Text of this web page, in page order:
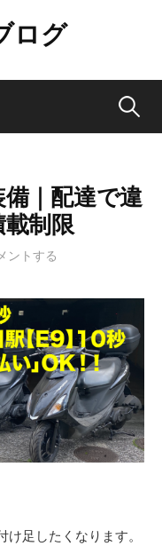
ログ
検
｜配達で違
制限
ントする
足したくなります。